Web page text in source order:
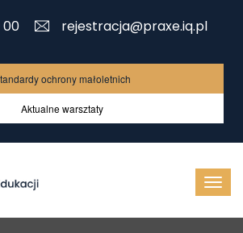
00 rejestracja@praxe.iq.pl
ochrony małoletnich
Aktualne warsztaty